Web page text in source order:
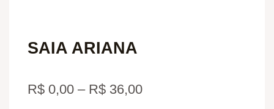
SAIA ARIANA
R$ 0,00 – R$ 36,00Price